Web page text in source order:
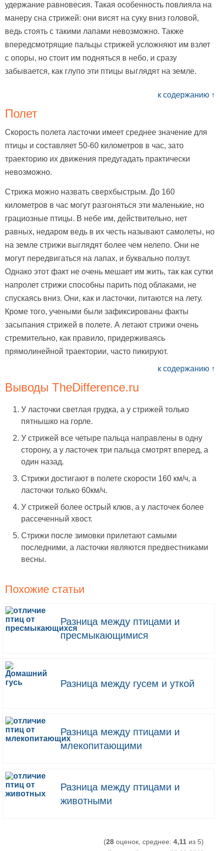
удержание равновесия. Такая особенность повлияла на
манеру сна стрижей: они висят на суку вниз головой,
ведь стоять с такими лапами невозможно. Также
впередсмотрящие пальцы стрижей усложняют им взлет
с опоры, но стоит им подняться в небо, и сразу
забывается, как глупо эти птицы выглядят на земле.
к содержанию ↑
Полет
Скорость полета ласточки имеет среднее значение для
птицы и составляет 50-60 километров в час, зато
траекторию их движения предугадать практически
невозможно.
Стрижа можно назвать сверхбыстрым. До 160
километров в час могут разгоняться эти маленькие, но
грациозные птицы. В небе им, действительно, нет
равных, недаром ведь в их честь называют самолеты, но
на земле стрижи выглядят более чем нелепо. Они не
могут передвигаться на лапах, и буквально ползут.
Однако этот факт не очень мешает им жить, так как сутки
напролет стрижи способны парить под облаками, не
спускаясь вниз. Они, как и ласточки, питаются на лету.
Кроме того, учеными были зафиксированы факты
засыпания стрижей в полете. А летают стрижи очень
стремительно, как правило, придерживаясь
прямолинейной траектории, часто пикируют.
к содержанию ↑
Выводы TheDifference.ru
У ласточки светлая грудка, а у стрижей только
пятнышко на горле.
У стрижей все четыре пальца направлены в одну
сторону, а у ласточек три пальца смотрят вперед, а
один назад.
Стрижи достигают в полете скорости 160 км/ч, а
ласточки только 60км/ч.
У стрижей более острый клюв, а у ласточек более
рассеченный хвост.
Стрижи после зимовки прилетают самыми
последними, а ласточки являются предвестниками
весны.
Похожие статьи
Разница между птицами и
пресмыкающимися
Разница между гусем и уткой
Разница между птицами и
млекопитающими
Разница между птицами и
животными
(28 оценок, среднее: 4,11 из 5)